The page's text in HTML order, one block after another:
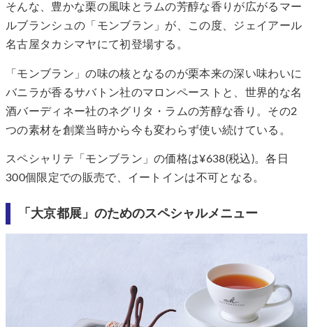
そんな、豊かな栗の風味とラムの芳醇な香りが広がるマー
ルブランシュの「モンブラン」が、この度、ジェイアール
名古屋タカシマヤにて初登場する。
「モンブラン」の味の核となるのが栗本来の深い味わいに
バニラが香るサバトン社のマロンペーストと、世界的な名
酒バーディネー社のネグリタ・ラムの芳醇な香り。その2
つの素材を創業当時から今も変わらず使い続けている。
スペシャリテ「モンブラン」の価格は¥638(税込)。各日
300個限定での販売で、イートインは不可となる。
「大京都展」のためのスペシャルメニュー